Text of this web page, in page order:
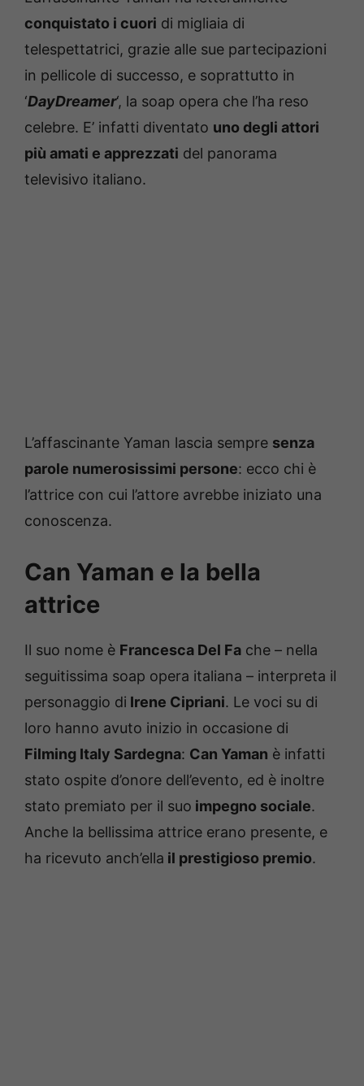
conquistato i cuori di migliaia di
telespettatrici, grazie alle sue partecipazioni
in pellicole di successo, e soprattutto in
‘DayDreamer‘, la soap opera che l’ha reso
celebre. E’ infatti diventato uno degli attori
più amati e apprezzati del panorama
televisivo italiano.
L’affascinante Yaman lascia sempre senza
parole numerosissimi persone: ecco chi è
l’attrice con cui l’attore avrebbe iniziato una
conoscenza.
Can Yaman e la bella
attrice
Il suo nome è Francesca Del Fa che – nella
seguitissima soap opera italiana – interpreta il
personaggio di Irene Cipriani. Le voci su di
loro hanno avuto inizio in occasione di
Filming Italy Sardegna: Can Yaman è infatti
stato ospite d’onore dell’evento, ed è inoltre
stato premiato per il suo impegno sociale.
Anche la bellissima attrice erano presente, e
ha ricevuto anch’ella il prestigioso premio.